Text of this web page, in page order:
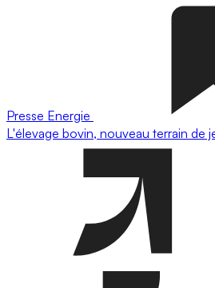
Presse Energie
L'élevage bovin, nouveau terrain de